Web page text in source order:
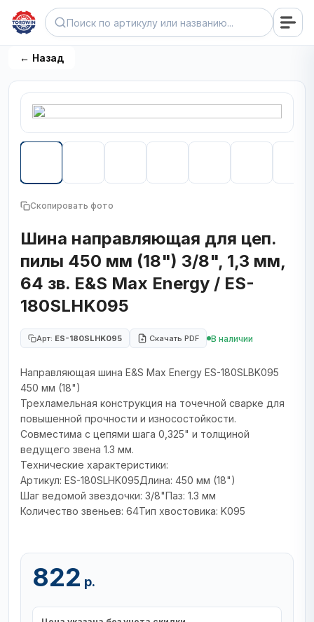
← Назад
Скопировать фото
Шина направляющая для цеп.
пилы 450 мм (18") 3/8", 1,3 мм,
64 зв. E&S Max Energy / ES-
180SLHK095
Арт: ES-180SLHK095 Скачать PDF В наличии
Направляющая шина E&S Max Energy ES-180SLBK095
450 мм (18")
Трехламельная конструкция на точечной сварке для
повышенной прочности и износостойкости.
Совместима с цепями шага 0,325" и толщиной
ведущего звена 1.3 мм.
Технические характеристики:
Артикул: ES-180SLHK095Длина: 450 мм (18")
Шаг ведомой звездочки: 3/8"Паз: 1.3 мм
Количество звеньев: 64Тип хвостовика: K095
822 р.